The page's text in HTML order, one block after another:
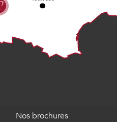
Nos brochures